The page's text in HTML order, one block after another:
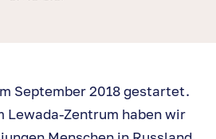
September 2018 gestartet.
Lewada-Zentrum haben wir